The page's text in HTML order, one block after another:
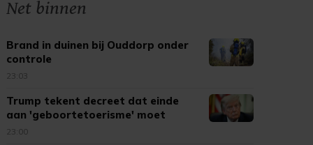
Net binnen
Brand in duinen bij Ouddorp onder
controle
23:03
Trump tekent decreet dat einde
aan 'geboortetoerisme' moet
maken
23:00